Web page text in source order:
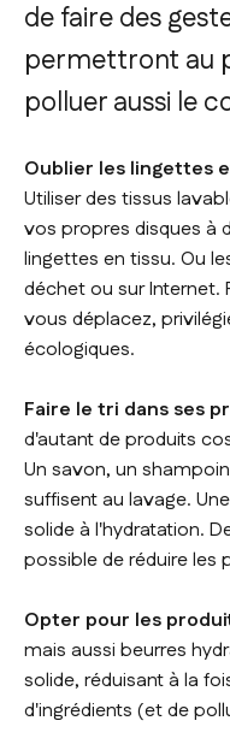
de faire des
permettront au
polluer aussi le
Oublier les lingettes
Utiliser des tissus
vos propres disques à
lingettes en tissu. Ou
déchet ou sur Internet.
vous déplacez,
écologiques.
Faire le tri dans ses
d'autant de produits
Un savon, un
suffisent au lavage.
solide à l'hydratation.
possible de réduire les
Opter pour les
mais aussi beurres
solide, réduisant à la
d'ingrédients (et de